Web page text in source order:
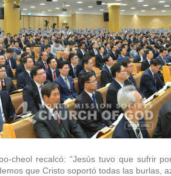
cheol recalcó: “Jesús tuvo que sufrir
que Cristo soportó todas las burlas,